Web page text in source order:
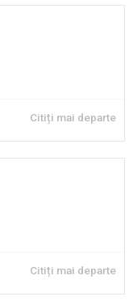
Citiți mai departe
Citiți mai departe